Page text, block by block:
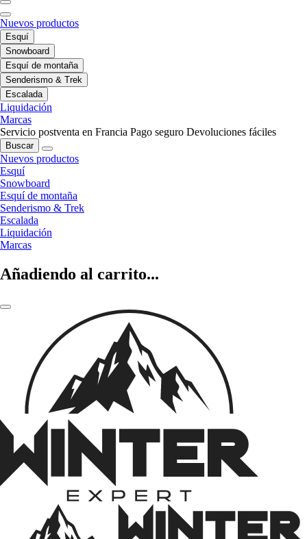
Nuevos productos
Esquí
Snowboard
Esquí de montaña
Senderismo & Trek
Escalada
Liquidación
Marcas
Servicio postventa en Francia Pago seguro Devoluciones fáciles
Buscar
Nuevos productos
Esquí
Snowboard
Esquí de montaña
Senderismo & Trek
Escalada
Liquidación
Marcas
Añadiendo al carrito...